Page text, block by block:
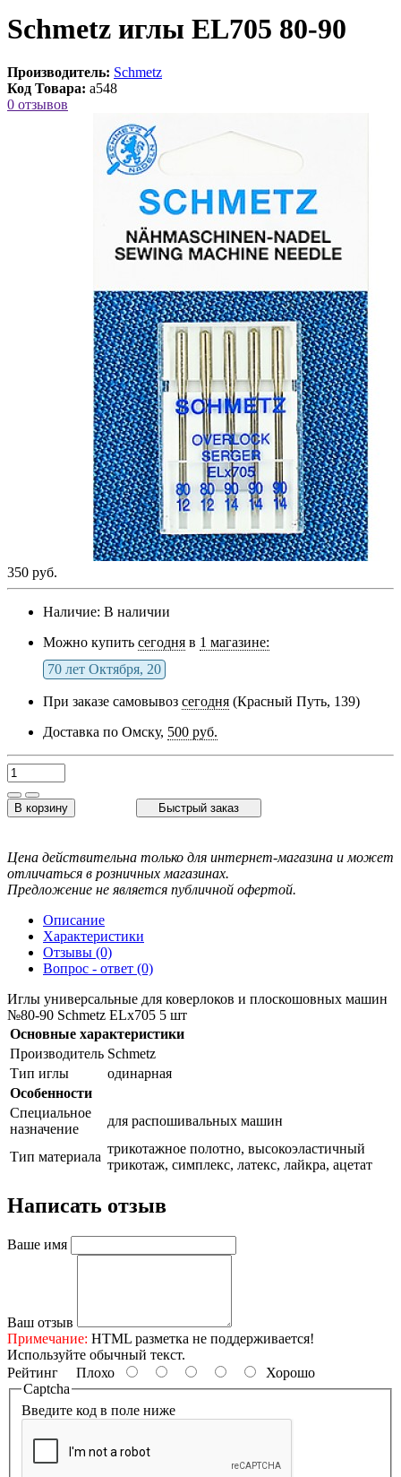
Schmetz иглы EL705 80-90
Производитель: Schmetz
Код Товара: a548
0 отзывов
350 руб.
Наличие: В наличии
Можно купить сегодня в 1 магазине:
70 лет Октября, 20
При заказе самовывоз сегодня (Красный Путь, 139)
Доставка по Омску, 500 руб.
В корзину Быстрый заказ
Цена действительна только для интернет-магазина и может
отличаться в розничных магазинах.
Предложение не является публичной офертой.
Описание
Характеристики
Отзывы (0)
Вопрос - ответ (0)
Иглы универсальные для коверлоков и плоскошовных машин
№80-90 Schmetz ELx705 5 шт
Основные характеристики
Производитель Schmetz
Тип иглы
одинарная
Особенности
Специальное
назначение
для распошивальных машин
Тип материала
трикотажное полотно, высокоэластичный
трикотаж, симплекс, латекс, лайкра, ацетат
Написать отзыв
Ваше имя
Ваш отзыв
Примечание: HTML разметка не поддерживается!
Используйте обычный текст.
Рейтинг Плохо
Хорошо
Captcha
Введите код в поле ниже